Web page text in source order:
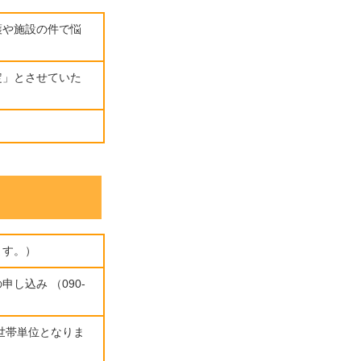
施設の件で悩
とさせていた
。）
し込み （090-
単位となりま